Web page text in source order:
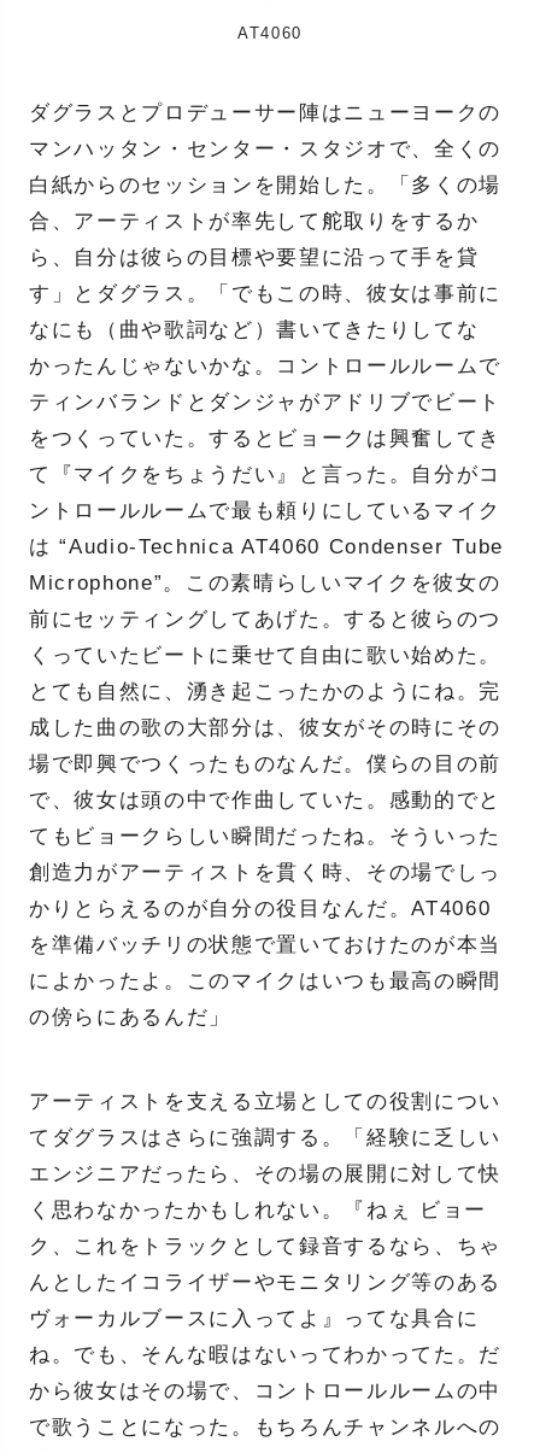
AT4060
ダグラスとプロデューサー陣はニューヨークの
マンハッタン・センター・スタジオで、全くの
白紙からのセッションを開始した。「多くの場
合、アーティストが率先して舵取りをするか
ら、自分は彼らの目標や要望に沿って手を貸
す」とダグラス。「でもこの時、彼女は事前に
なにも（曲や歌詞など）書いてきたりしてな
かったんじゃないかな。コントロールルームで
ティンバランドとダンジャがアドリブでビート
をつくっていた。するとビョークは興奮してき
て『マイクをちょうだい』と言った。自分がコ
ントロールルームで最も頼りにしているマイク
は “Audio-Technica AT4060 Condenser Tube
Microphone”。この素晴らしいマイクを彼女の
前にセッティングしてあげた。すると彼らのつ
くっていたビートに乗せて自由に歌い始めた。
とても自然に、湧き起こったかのようにね。完
成した曲の歌の大部分は、彼女がその時にその
場で即興でつくったものなんだ。僕らの目の前
で、彼女は頭の中で作曲していた。感動的でと
てもビョークらしい瞬間だったね。そういった
創造力がアーティストを貫く時、その場でしっ
かりとらえるのが自分の役目なんだ。AT4060
を準備バッチリの状態で置いておけたのが本当
によかったよ。このマイクはいつも最高の瞬間
の傍らにあるんだ」
アーティストを支える立場としての役割につい
てダグラスはさらに強調する。「経験に乏しい
エンジニアだったら、その場の展開に対して快
く思わなかったかもしれない。『ねぇ ビョー
ク、これをトラックとして録音するなら、ちゃ
んとしたイコライザーやモニタリング等のある
ヴォーカルブースに入ってよ』ってな具合に
ね。でも、そんな暇はないってわかってた。だ
から彼女はその場で、コントロールルームの中
で歌うことになった。もちろんチャンネルへの